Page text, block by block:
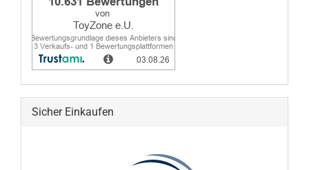
Sicher Einkaufen